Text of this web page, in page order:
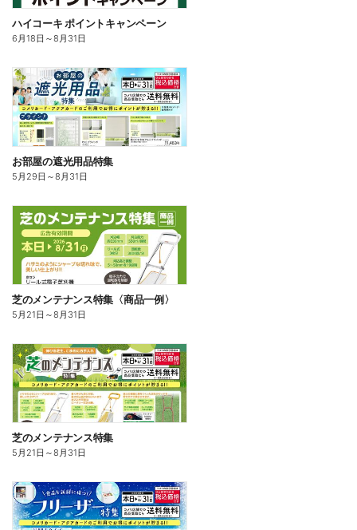
ハイコーキ ポイントキャンペーン
6月18日 ～8月31日
お部屋の遮光用品特集
5月29日 ～8月31日
芝のメンテナンス特集〈商品一例〉
5月21日 ～8月31日
芝のメンテナンス特集
5月21日 ～8月31日